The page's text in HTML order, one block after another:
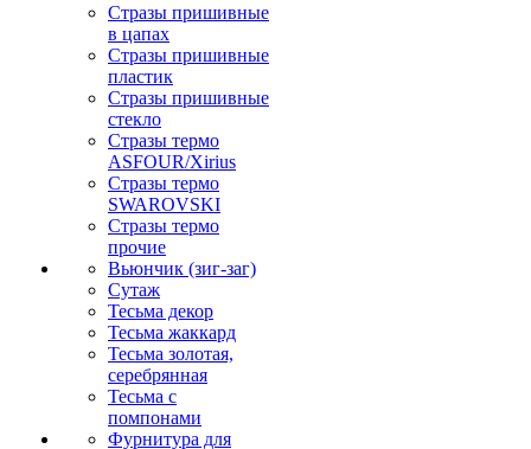
Стразы пришивные
в цапах
Стразы пришивные
пластик
Стразы пришивные
стекло
Стразы термо
ASFOUR/Xirius
Стразы термо
SWAROVSKI
Стразы термо
прочие
Вьюнчик (зиг-заг)
Сутаж
Тесьма декор
Тесьма жаккард
Тесьма золотая,
серебрянная
Тесьма с
помпонами
Фурнитура для